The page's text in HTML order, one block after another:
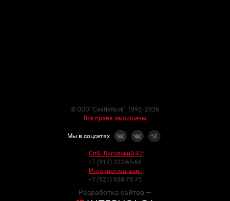
© ООО "CastleRock" 1992- 2026
Все права защищены
Мы в соцсетях
- Спб. Лиговский 47:
+7 (812) 322-65-68
- Интернет-магазин:
+7 (921) 938-78-75
Разработка сайтов —